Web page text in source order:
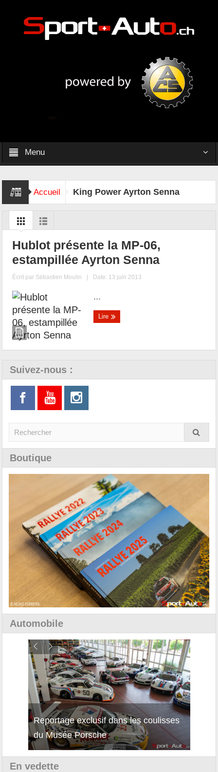
Menu
Accueil King Power Ayrton Senna
Hublot présente la MP-06,
estampillée Ayrton Senna
Écrit par Sébastien Moulin | Date: 13 juin 2013
...
Lire
Suivez-nous :
Boutique
Automobile
Reportage exclusif dans les coulisses
du Musée Porsche
Découverte de la nouvelle Ferrari
12Cilindri Manuale
En vedette